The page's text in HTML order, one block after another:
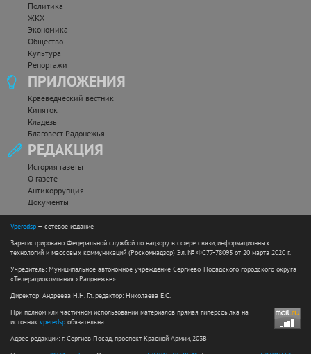
Политика
ЖКХ
Экономика
Общество
Культура
Репортажи
ПРИЛОЖЕНИЯ
Краеведческий вестник
Кипяток
Кладезь
Благовест Радонежья
РЕДАКЦИЯ
История газеты
О газете
Антикоррупция
Документы
Vperedsp — сетевое издание
Зарегистрировано Федеральной службой по надзору в сфере связи, информационных
технологий и массовых коммуникаций (Роскомнадзор) Эл. № ФС77-78093 от 20 марта 2020 г.
Учредитель: Муниципальное автономное учреждение Сергиево-Посадского городского округа
«Телерадиокомпания «Радонежье».
Директор: Андреева Н.Н. Гл. редактор: Николаева Е.С.
При полном или частичном использовании материалов прямая гиперссылка на
источник vperedsp обязательна.
Адрес редакции: г. Сергиев Посад, проспект Красной Армии, 203В